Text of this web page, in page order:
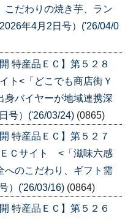
だわりの焼き芋、ラン
年4月2日号）('26/04/0
特産品ＥＣ】第５２８
ト<「どこでも商店街Ｙ
バイヤーが地域連携深
号）('26/03/24) (0865)
特産品ＥＣ】第５２７
Ｃサイト <「滋味六感
へのこだわり、ギフト需
）('26/03/16) (0864)
特産品ＥＣ】第５２６